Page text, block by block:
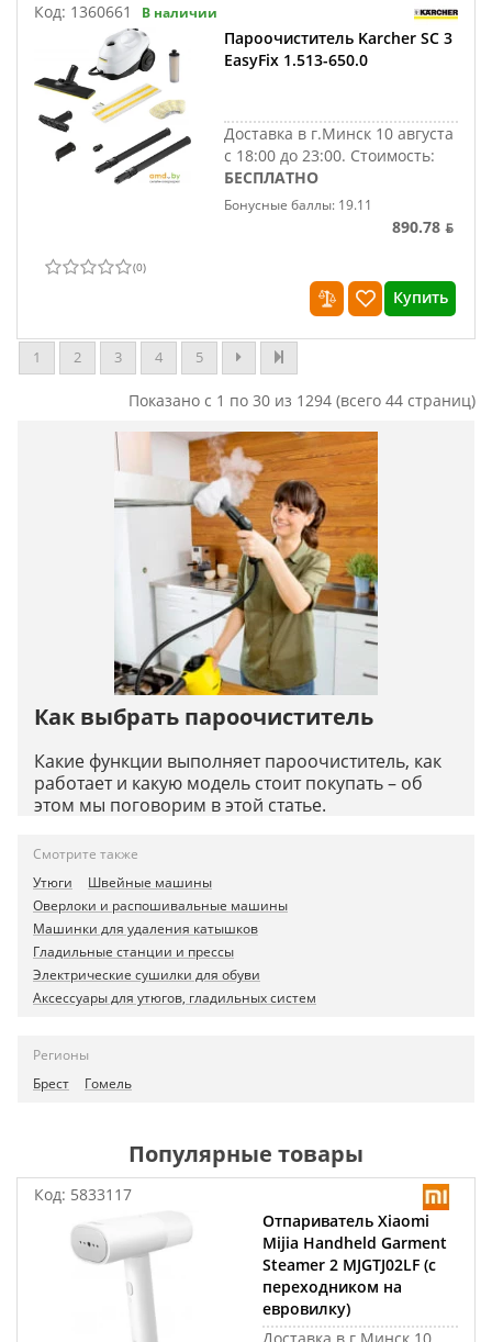
Код: 1360661 В наличии
Пароочиститель Karcher SC 3
EasyFix 1.513-650.0
Доставка в г.Минск 10 августа
с 18:00 до 23:00. Стоимость:
БЕСПЛАТНО
Бонусные баллы: 19.11
890.78 ƃ
(0)
Купить
1 2 3 4 5
Показано с 1 по 30 из 1294 (всего 44 страниц)
Как выбрать пароочиститель
Какие функции выполняет пароочиститель, как
работает и какую модель стоит покупать – об
этом мы поговорим в этой статье.
Смотрите также
Утюги
Швейные машины
Оверлоки и распошивальные машины
Машинки для удаления катышков
Гладильные станции и прессы
Электрические сушилки для обуви
Аксессуары для утюгов, гладильных систем
Регионы
Брест
Гомель
Популярные товары
Код: 5833117
Отпариватель Xiaomi
Mijia Handheld Garment
Steamer 2 MJGTJ02LF (с
переходником на
евровилку)